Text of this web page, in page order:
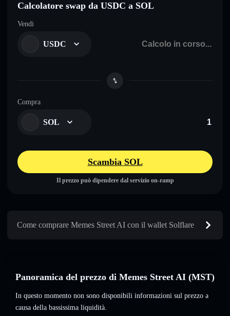
Calcolatore swap da USDC a SOL
Vendi
USDC
Compra
SOL
Scambia SOL
Il prezzo può dipendere dal servizio on-ramp
Come comprare Memes Street AI con il wallet Solflare
Panoramica del prezzo di Memes Street AI (MST)
In questo momento non sono disponibili informazioni sul prezzo a
causa della bassissima liquidità.